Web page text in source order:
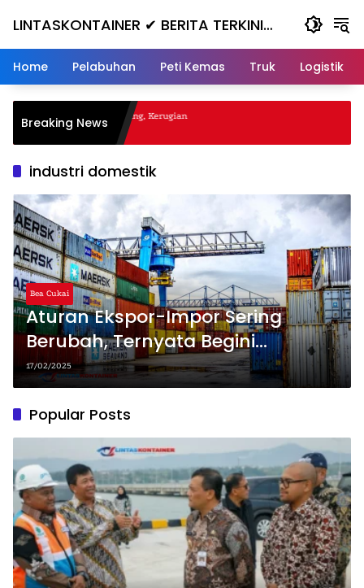
LINTASKONTAINER ✔ BERITA TERKINI
KONTAINER TERBARU HARI INI
Home Pelabuhan Peti Kemas Truk Logistik
Breaking News
Nanjak, Masuk ke Jurang, Kerugian
industri domestik
Bea Cukai
Aturan Ekspor-Impor Sering
Berubah, Ternyata Begini
Penjelasan DJBC
17/02/2025
Popular Posts